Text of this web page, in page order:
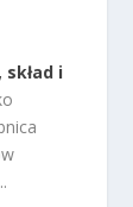
skład i